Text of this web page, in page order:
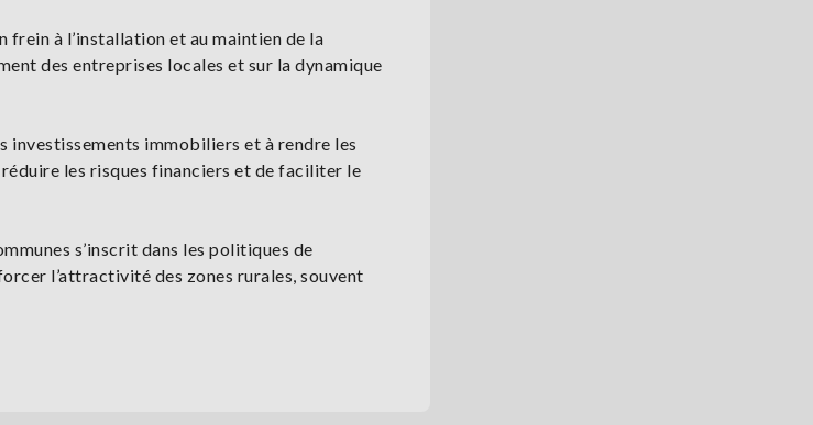
frein à l’installation et au maintien de la
des entreprises locales et sur la dynamique
investissements immobiliers et à rendre les
les risques financiers et de faciliter le
s’inscrit dans les politiques de
l’attractivité des zones rurales, souvent